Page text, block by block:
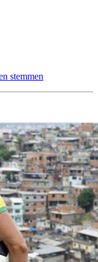
stemmen